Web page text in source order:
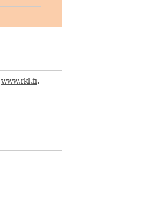
www.rkl.fi.